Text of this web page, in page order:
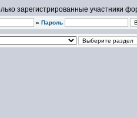
зарегистрированные участники
» Пароль